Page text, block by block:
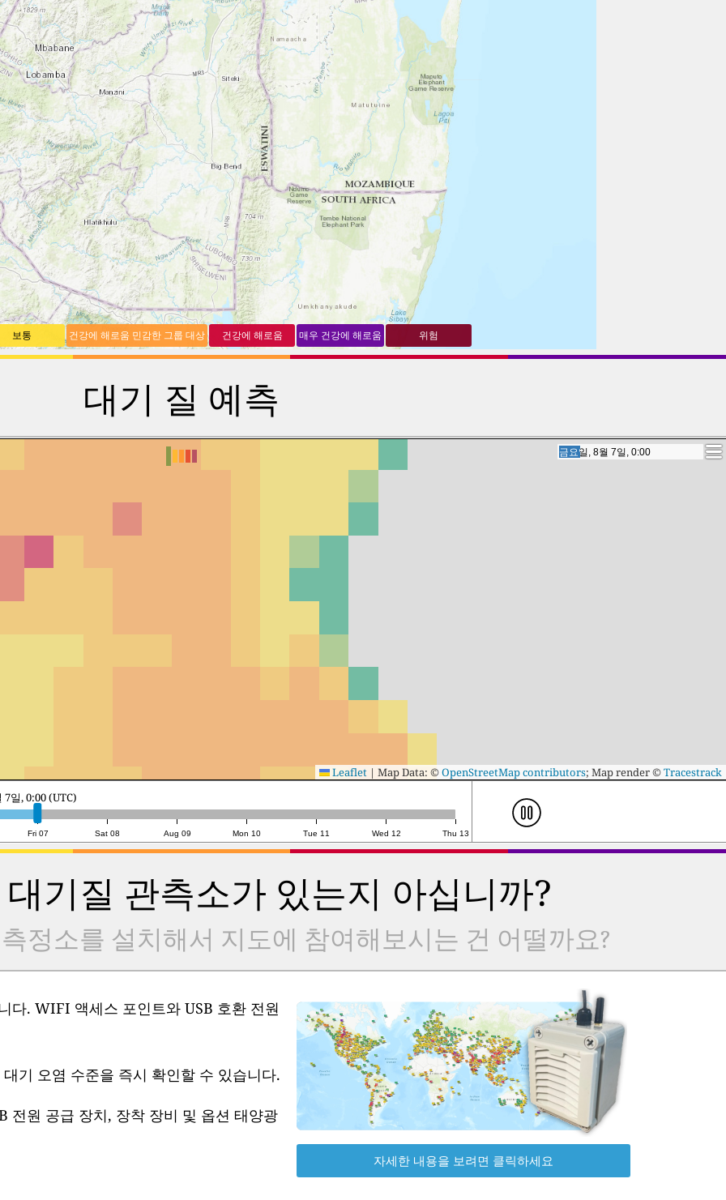
보통 건강에 해로움 민감한 그룹 대상 건강에 해로움 매우 건강에 해로움 위험
대기 질 예측
토요일, 8월 8일, 2:00
토요일, 8월 8일, 2:00
Leaflet | Map Data: ©OpenStreetMap contributors; Map render ©Tracestrack
Fri 07 Sat 08 Aug 09 Mon 10 Tue 11 Wed 12 Thu 13
8일, 2:00 (UTC)
기질 관측소가 있는지 아십니까?
정소를 설치해서 지도에 참여해보시는 건 어떨까요?
다. WIFI 액세스 포인트와 USB 호환 전원
기 오염 수준을 즉시 확인할 수 있습니다.
전원 공급 장치, 장착 장비 및 옵션 태양광
자세한 내용을 보려면 클릭하세요